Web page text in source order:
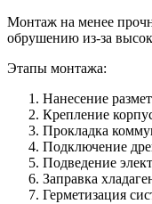
Монтаж на менее
обрушению из-за
Этапы монтажа:
Нанесение
Крепление
Прокладка
Подключение
Подведение
Заправка
Герметизация